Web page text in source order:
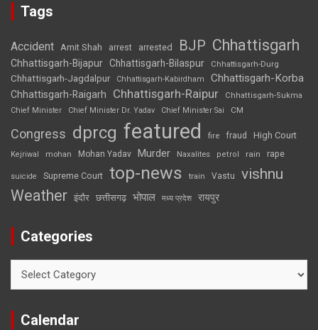
Tags
Accident Amit Shah arrest arrested BJP Chhattisgarh
Chhattisgarh-Bijapur Chhattisgarh-Bilaspur Chhattisgarh-Durg
Chhattisgarh-Jagdalpur Chhattisgarh-Kabirdham Chhattisgarh-Korba
Chhattisgarh-Raigarh Chhattisgarh-Raipur
Chhattisgarh-Sukma
Chief Minister
Chief Minister Dr. Yadav Chief Minister Sai CM
Congress dprcg featured fire fraud High Court
Kejriwal mohan Mohan Yadav Murder Naxalites petrol rain rape
suicide Supreme Court top-news train Vastu vishnu
Weather इंदौर छत्तीसगढ़ भोपाल मध्य प्रदेश रायपुर
Categories
Calendar